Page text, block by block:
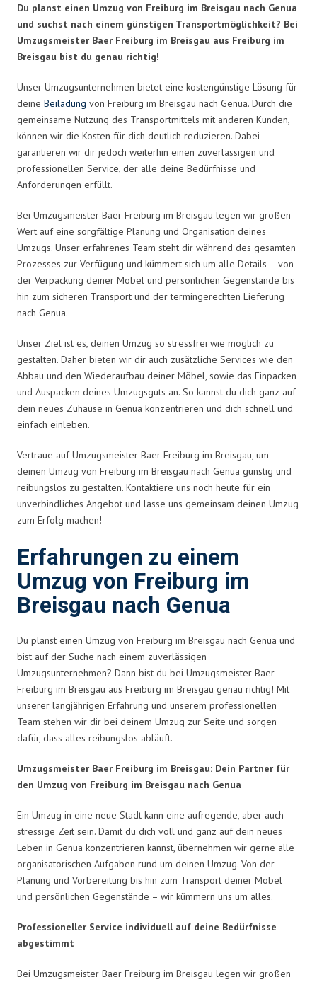
Du planst einen Umzug von Freiburg im Breisgau nach Genua
und suchst nach einem günstigen Transportmöglichkeit? Bei
Umzugsmeister Baer Freiburg im Breisgau aus Freiburg im
Breisgau bist du genau richtig!
Unser Umzugsunternehmen bietet eine kostengünstige Lösung für
deine Beiladung von Freiburg im Breisgau nach Genua. Durch die
gemeinsame Nutzung des Transportmittels mit anderen Kunden,
können wir die Kosten für dich deutlich reduzieren. Dabei
garantieren wir dir jedoch weiterhin einen zuverlässigen und
professionellen Service, der alle deine Bedürfnisse und
Anforderungen erfüllt.
Bei Umzugsmeister Baer Freiburg im Breisgau legen wir großen
Wert auf eine sorgfältige Planung und Organisation deines
Umzugs. Unser erfahrenes Team steht dir während des gesamten
Prozesses zur Verfügung und kümmert sich um alle Details – von
der Verpackung deiner Möbel und persönlichen Gegenstände bis
hin zum sicheren Transport und der termingerechten Lieferung
nach Genua.
Unser Ziel ist es, deinen Umzug so stressfrei wie möglich zu
gestalten. Daher bieten wir dir auch zusätzliche Services wie den
Abbau und den Wiederaufbau deiner Möbel, sowie das Einpacken
und Auspacken deines Umzugsguts an. So kannst du dich ganz auf
dein neues Zuhause in Genua konzentrieren und dich schnell und
einfach einleben.
Vertraue auf Umzugsmeister Baer Freiburg im Breisgau, um
deinen Umzug von Freiburg im Breisgau nach Genua günstig und
reibungslos zu gestalten. Kontaktiere uns noch heute für ein
unverbindliches Angebot und lasse uns gemeinsam deinen Umzug
zum Erfolg machen!
Erfahrungen zu einem
Umzug von Freiburg im
Breisgau nach Genua
Du planst einen Umzug von Freiburg im Breisgau nach Genua und
bist auf der Suche nach einem zuverlässigen
Umzugsunternehmen? Dann bist du bei Umzugsmeister Baer
Freiburg im Breisgau aus Freiburg im Breisgau genau richtig! Mit
unserer langjährigen Erfahrung und unserem professionellen
Team stehen wir dir bei deinem Umzug zur Seite und sorgen
dafür, dass alles reibungslos abläuft.
Umzugsmeister Baer Freiburg im Breisgau: Dein Partner für
den Umzug von Freiburg im Breisgau nach Genua
Ein Umzug in eine neue Stadt kann eine aufregende, aber auch
stressige Zeit sein. Damit du dich voll und ganz auf dein neues
Leben in Genua konzentrieren kannst, übernehmen wir gerne alle
organisatorischen Aufgaben rund um deinen Umzug. Von der
Planung und Vorbereitung bis hin zum Transport deiner Möbel
und persönlichen Gegenstände – wir kümmern uns um alles.
Professioneller Service individuell auf deine Bedürfnisse
abgestimmt
Bei Umzugsmeister Baer Freiburg im Breisgau legen wir großen